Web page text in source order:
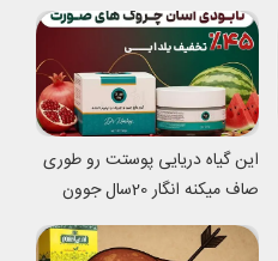
این گیاه دریایی پوستت رو طوری
صاف میکنه انگار 20سال جوون
شدی